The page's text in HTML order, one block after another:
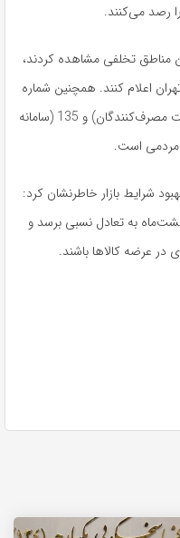
رصد می‌کنند.
مناطق تخلفی مشاهده کردند،
اعلام کنند. همچنین شماره
تلفن‌های 124 (سامانه بازرسی سازمان حمایت مصرف‌کنندگان) و 135 (سامانه
مردمی است.
شرایط بازار خاطرنشان کرد:
به تعادل نسبی برسد و
عرضه کالاها باشند.